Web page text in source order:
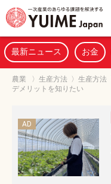
最新ニュース お金
農業 〉 生産方法 〉 生産方法
デメリットを知りたい
AD